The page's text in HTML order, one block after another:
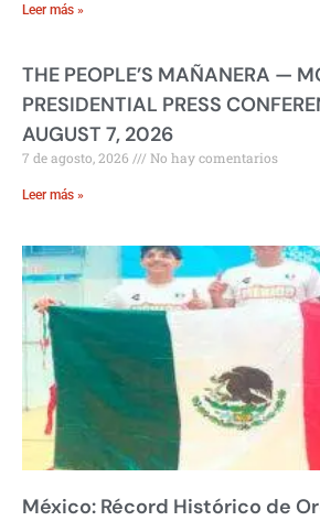
Leer más »
THE PEOPLE’S MAÑANERA —
PRESIDENTIAL PRESS
AUGUST 7, 2026
7 de agosto, 2026 No hay comentarios
Leer más »
México: Récord Histórico de